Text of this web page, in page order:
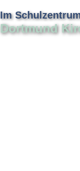
Im
Dortmund